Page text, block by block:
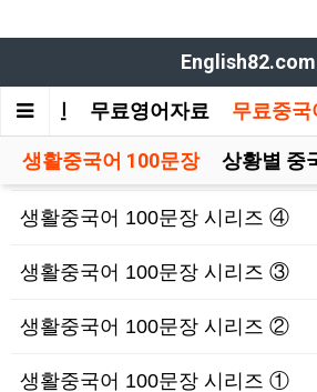
English82.com
메인 무료영어자료 무료중국
생활중국어 100문장 상황별 중
생활중국어 100문장 시리즈 ④
생활중국어 100문장 시리즈 ③
생활중국어 100문장 시리즈 ②
생활중국어 100문장 시리즈 ①